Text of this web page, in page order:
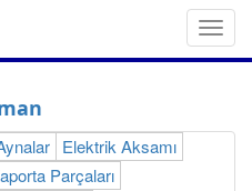
Elektrik Aksamı
Parçaları